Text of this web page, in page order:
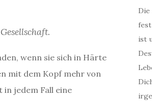
wenn sie sich in Härte
mit dem Kopf mehr von
in jedem Fall eine
ist